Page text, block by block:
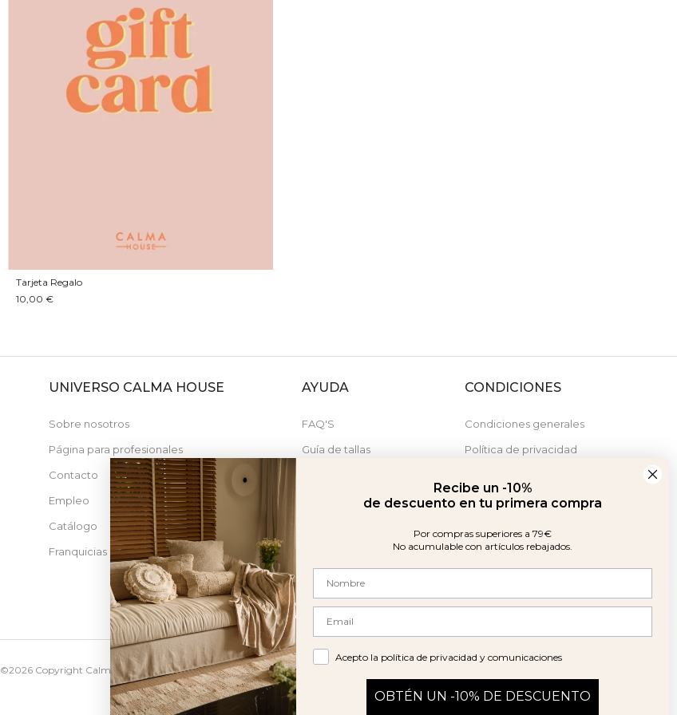
Tarjeta Regalo
10,00 €
UNIVERSO CALMA HOUSE
Sobre nosotros
Página para profesionales
Contacto
Empleo
Catálogo
Franquicias
AYUDA
FAQ'S
Guía de tallas
CONDICIONES
Condiciones generales
Política de privacidad
Derecho de desistimiento
©2026 Copyright Calma House Todos los derechos reservados
Recibe un -10%
de descuento en tu primera compra
Por compras superiores a 79€
No acumulable con artículos rebajados.
Acepto la política de privacidad y comunicaciones
OBTÉN UN -10% DE DESCUENTO